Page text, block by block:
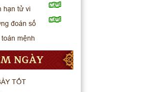
hạn tử vi
đoán số
mệnh
NGÀY
TỐT